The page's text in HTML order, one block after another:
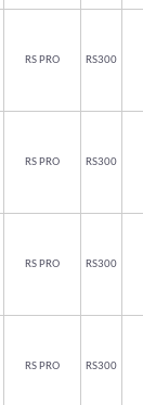
RS PRO RS300
RS PRO RS300
RS PRO RS300
RS PRO RS300